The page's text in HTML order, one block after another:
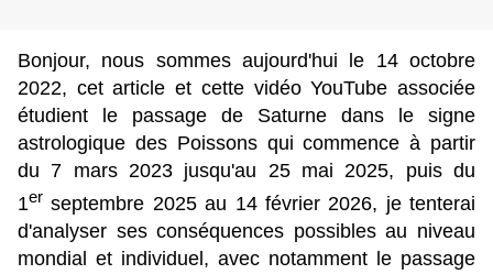
Bonjour, nous sommes aujourd'hui le 14 octobre
2022, cet article et cette vidéo YouTube associée
étudient le passage de Saturne dans le signe
astrologique des Poissons qui commence à partir
du 7 mars 2023 jusqu'au 25 mai 2025, puis du
1er septembre 2025 au 14 février 2026, je tenterai
d'analyser ses conséquences possibles au niveau
mondial et individuel, avec notamment le passage